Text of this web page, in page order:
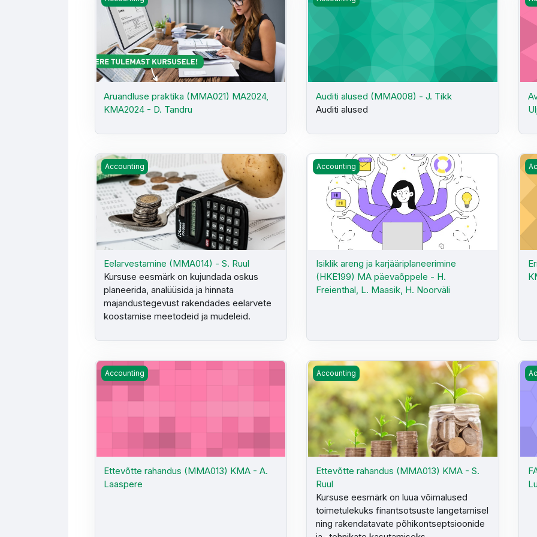
Aruandluse praktika (MMA021) MA2024,
KMA2024 - D. Tandru
Auditi alused (MMA008) - J. Tikk
Auditi alused
Eelarvestamine (MMA014) - S. Ruul
Accounting
Eelarvestamine (MMA014) - S. Ruul
Kursuse eesmärk on kujundada oskus
planeerida, analüüsida ja hinnata
majandustegevust rakendades eelarvete
koostamise meetodeid ja mudeleid.
Isiklik areng ja karjääriplaneerimine (HKE199) MA
Accounting
Isiklik areng ja karjääriplaneerimine
(HKE199) MA päevaõppele - H.
Freienthal, L. Maasik, H. Noorväli
Ettevõtte rahandus (MMA013) KMA - A. Laaspere
Accounting
Ettevõtte rahandus (MMA013) KMA - A.
Laaspere
Ettevõtte rahandus (MMA013) KMA - S. Ruul
Accounting
Ettevõtte rahandus (MMA013) KMA - S.
Ruul
Kursuse eesmärk on luua võimalused
toimetulekuks finantsotsuste langetamisel
ning rakendatavate põhikontseptsioonide